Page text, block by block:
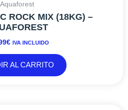
Aquaforest
ROCK MIX (18KG) –
€ IVA INCLUIDO
AL CARRITO